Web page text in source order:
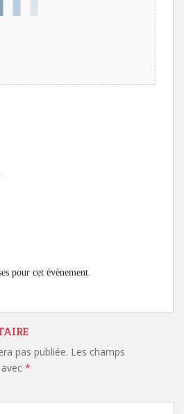
pour cet évènement.
pas publiée. Les champs
*